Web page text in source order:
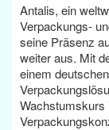
Antalis, ein
Verpackungs-
seine Präsenz
weiter aus. Mit
einem
Wachstumskurs